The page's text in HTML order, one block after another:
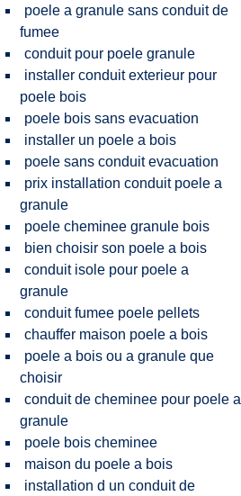
poele a granule sans conduit de
fumee
conduit pour poele granule
installer conduit exterieur pour
poele bois
poele bois sans evacuation
installer un poele a bois
poele sans conduit evacuation
prix installation conduit poele a
granule
poele cheminee granule bois
bien choisir son poele a bois
conduit isole pour poele a
granule
conduit fumee poele pellets
chauffer maison poele a bois
poele a bois ou a granule que
choisir
conduit de cheminee pour poele a
granule
poele bois cheminee
maison du poele a bois
installation d un conduit de